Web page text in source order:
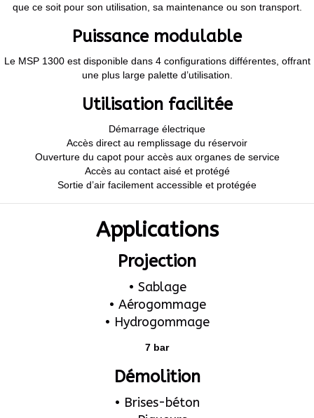
que ce soit pour son utilisation, sa maintenance ou son transport.
Puissance modulable
Le MSP 1300 est disponible dans 4 configurations différentes, offrant
une plus large palette d’utilisation.
Utilisation facilitée
Démarrage électrique
Accès direct au remplissage du réservoir
Ouverture du capot pour accès aux organes de service
Accès au contact aisé et protégé
Sortie d’air facilement accessible et protégée
Applications
Projection
• Sablage
• Aérogommage
• Hydrogommage
7 bar
Démolition
• Brises-béton